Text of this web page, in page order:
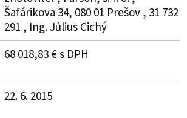
Šafárikova 34, 080 01 Prešov , 31 732
291 , Ing. Július Cichý
68 018,83 € s DPH
22. 6. 2015